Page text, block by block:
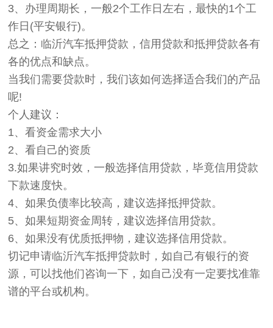
3、办理周期长，一般2个工作日左右，最快的1个工
作日(平安银行)。
总之：临沂汽车抵押贷款，信用贷款和抵押贷款各有
各的优点和缺点。
当我们需要贷款时，我们该如何选择适合我们的产品
呢!
个人建议：
1、看资金需求大小
2、看自己的资质
3.如果讲究时效，一般选择信用贷款，毕竟信用贷款
下款速度快。
4、如果负债率比较高，建议选择抵押贷款。
5、如果短期资金周转，建议选择信用贷款。
6、如果没有优质抵押物，建议选择信用贷款。
切记申请临沂汽车抵押贷款时，如自己有银行的资
源，可以找他们咨询一下，如自己没有一定要找准靠
谱的平台或机构。